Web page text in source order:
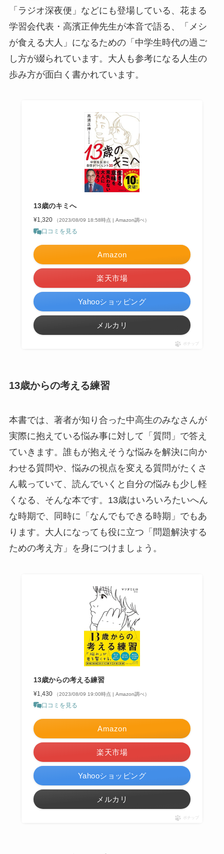
「ラジオ深夜便」などにも登場している、花まる
学習会代表・高濱正伸先生が本音で語る、「メシ
が食える大人」になるための「中学生時代の過ご
し方が綴られています。大人も参考になる人生の
歩み方が面白く書かれています。
13歳のキミへ
¥1,320 （2023/08/09 18:58時点 | Amazon調べ）
口コミを見る
Amazon
楽天市場
Yahooショッピング
メルカリ
ポチップ
13歳からの考える練習
本書では、著者が知り合った中高生のみなさんが
実際に抱えている悩み事に対して「質問」で答え
ていきます。誰もが抱えそうな悩みを解決に向か
わせる質問や、悩みの視点を変える質問がたくさ
ん載っていて、読んでいくと自分の悩みも少し軽
くなる、そんな本です。13歳はいろいろたいへん
な時期で、同時に「なんでもできる時期」でもあ
ります。大人になっても役に立つ「問題解決する
ための考え方」を身につけましょう。
13歳からの考える練習
¥1,430 （2023/08/09 19:00時点 | Amazon調べ）
口コミを見る
Amazon
楽天市場
Yahooショッピング
メルカリ
ポチップ